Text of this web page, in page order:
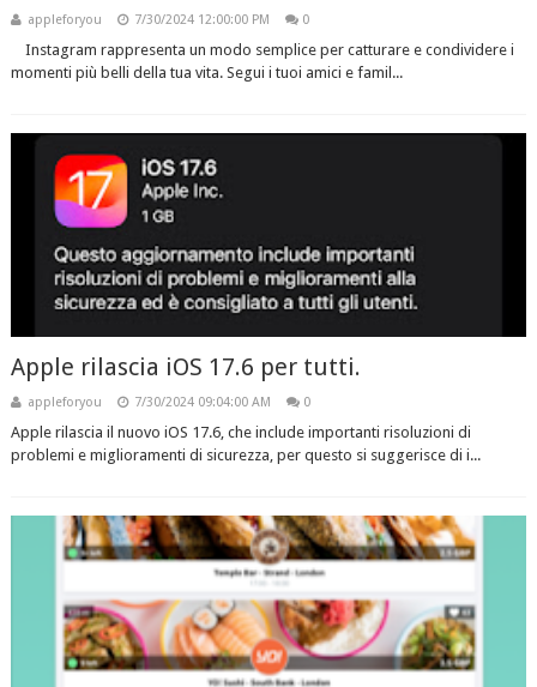
appleforyou 7/30/2024 12:00:00 PM 0
Instagram rappresenta un modo semplice per catturare e condividere i
momenti più belli della tua vita. Segui i tuoi amici e famil...
Apple rilascia iOS 17.6 per tutti.
appleforyou 7/30/2024 09:04:00 AM 0
Apple rilascia il nuovo iOS 17.6, che include importanti risoluzioni di
problemi e miglioramenti di sicurezza, per questo si suggerisce di i...